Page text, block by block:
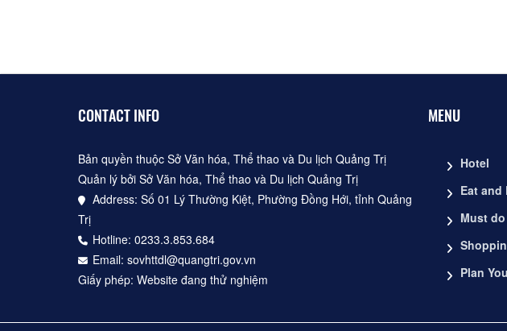
CONTACT INFO
Bản quyền thuộc Sở Văn hóa, Thể thao và Du lịch Quảng Trị
Quản lý bởi Sở Văn hóa, Thể thao và Du lịch Quảng Trị
Address: Số 01 Lý Thường Kiệt, Phường Đồng Hới, tỉnh Quảng
Trị
Hotline: 0233.3.853.684
Email: sovhttdl@quangtri.gov.vn
Giấy phép: Website đang thử nghiệm
MENU
Hotel
Eat and
Must do
Plan